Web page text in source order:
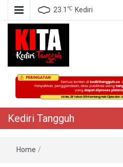
23.1 ℃ Kediri
Kediri
Berita Akurat Terpercaya
Kediri Tangguh
Home /